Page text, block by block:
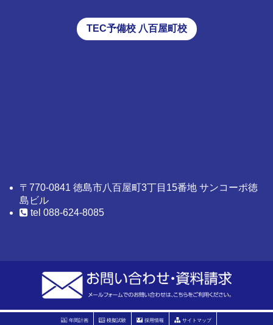
TEC予備校 八百屋町校
〒770-0841 徳島市八百屋町3丁目15番地 サンコーポ徳
島ビル
tel 088-624-8085
年間計画 模擬試験 採用情報 サイトマップ